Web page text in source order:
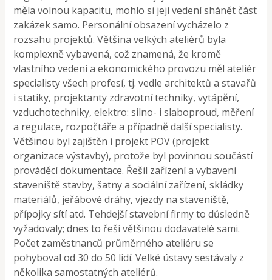
měla volnou kapacitu, mohlo si její vedení shánět část
zakázek samo. Personální obsazení vycházelo z
rozsahu projektů. Většina velkých ateliérů byla
komplexně vybavená, což znamená, že kromě
vlastního vedení a ekonomického provozu měl ateliér
specialisty všech profesí, tj. vedle architektů a stavařů
i statiky, projektanty zdravotní techniky, vytápění,
vzduchotechniky, elektro: silno- i slaboproud, měření
a regulace, rozpočtáře a případně další specialisty.
Většinou byl zajištěn i projekt POV (projekt
organizace výstavby), protože byl povinnou součástí
prováděcí dokumentace. Řešil zařízení a vybavení
staveniště stavby, šatny a sociální zařízení, skládky
materiálů, jeřábové dráhy, vjezdy na staveniště,
přípojky sítí atd. Tehdejší stavební firmy to důsledně
vyžadovaly; dnes to řeší většinou dodavatelé sami.
Počet zaměstnanců průměrného ateliéru se
pohyboval od 30 do 50 lidí. Velké ústavy sestávaly z
několika samostatných ateliérů.